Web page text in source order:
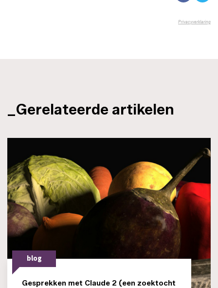
_Gerelateerde artikelen
blog
Gesprekken met Claude 2 (een zoektocht